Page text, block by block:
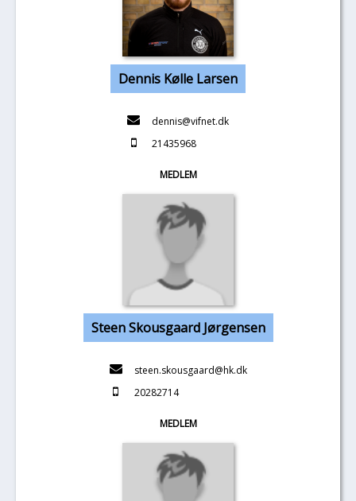
Dennis Kølle Larsen
dennis@vifnet.dk
21435968
MEDLEM
Steen Skousgaard Jørgensen
steen.skousgaard@hk.dk
20282714
MEDLEM